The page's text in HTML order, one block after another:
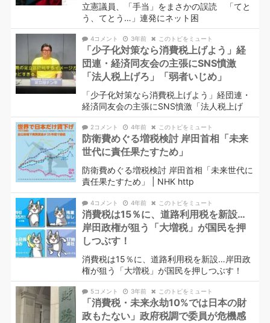
立憲議員、「手当」をまさかの誤読 「てと
う、てとう…」連発にネット困
4コメント 3年前 このトピをミュート
「少子化対策なら消費税上げよう」経
団連・経済同友会の主張にSNS憤激
「法人税上げろ」「弱者いじめ」
「少子化対策なら消費税上げよう」経団連・
経済同友会の主張にSNS憤激「法人税上げ
2コメント 4年前 このトピをミュート
防衛費めぐる増税検討 岸田首相「未来
世代に責任果たすため」
防衛費めぐる増税検討 岸田首相「未来世代に
責任果たすため」 | NHK http
4コメント 4年前 このトピをミュート
消費税は15％に、道路利用税を新設…
岸田政権が狙う「大増税」が国民を押
しつぶす！
消費税は15％に、道路利用税を新設…岸田政
権が狙う「大増税」が国民を押しつぶす！
5コメント 3年前 このトピをミュート
「消費税・未来永劫10%では日本の財
政もたない」政府税調で委員が危機感